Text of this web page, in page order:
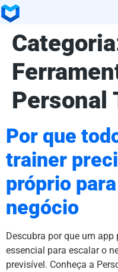
Personal
Por que
trainer
próprio
negócio
Descubra por que um
essencial para escalar o
previsível. Conheça a